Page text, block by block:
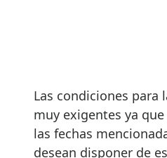
Las condiciones para
muy exigentes ya
las fechas
desean disponer de